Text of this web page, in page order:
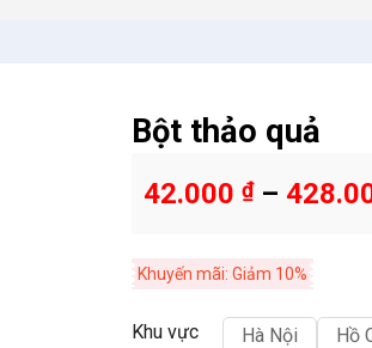
Bột thảo quả
42.000 ₫–
Khuyến mãi: Giảm 10%
Khu vực Hà Nội Hồ